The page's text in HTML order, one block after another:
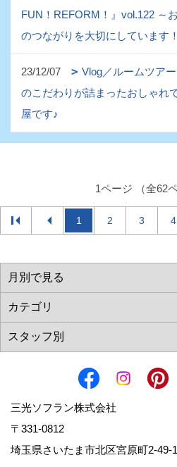
FUN！REFORM！』vol.122 ～
のつながりを大切にしています
23/12/07
Vlog／ルームツア
のこだわりが詰まったおしゃれ
屋です♪
1ページ （全62
1 2 3 4
三光ソフラン株式会社
〒331-0812
埼玉県さいたま市北区宮原町2-